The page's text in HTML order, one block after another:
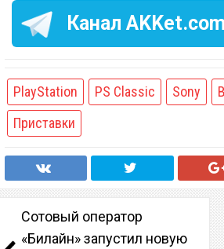
Канал AKKet.com
PlayStation PS Classic Sony
Приставки
Сотовый оператор
«Билайн» запустил новую